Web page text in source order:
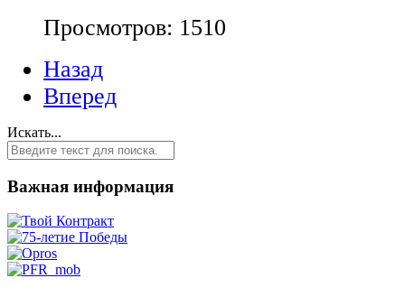
Просмотров: 1510
Назад
Вперед
Искать...
Важная информация